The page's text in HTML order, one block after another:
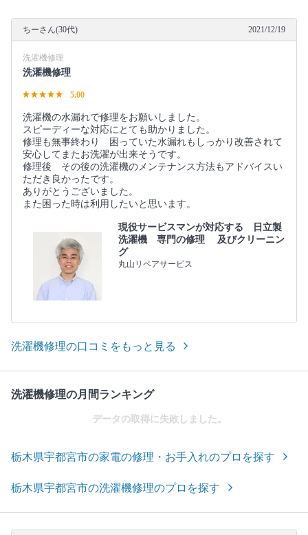
ちーさん(30代) 2021/12/19
洗濯機修理
洗濯機修理
5.00
洗濯機の水漏れで修理をお願いしました。
スピーディーな対応にとても助かりました。
修理も無事終わり 困っていた水漏れもしっかり改善されて
安心してまたお洗濯が出来そうです。
修理後 その後の洗濯機のメンテナンス方法もアドバイスい
ただき良かったです。
ありがとうございました。
また困った時は利用したいと思います。
現役サービスマンが対応する 日立製
洗濯機 専門の修理 及びクリーニン
グ
丸山リペアサービス
洗濯機修理の口コミをもっと見る
洗濯機修理の月間ランキング
データの取得に失敗しました。
栃木県宇都宮市の家電の修理・お手入れのプロを探す
栃木県宇都宮市の洗濯機修理のプロを探す